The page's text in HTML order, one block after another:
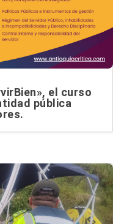
el curso
pública